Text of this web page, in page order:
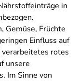
in
Gemüse, Früchte
Einfluss auf
rotes
unsere
Im Sinne von